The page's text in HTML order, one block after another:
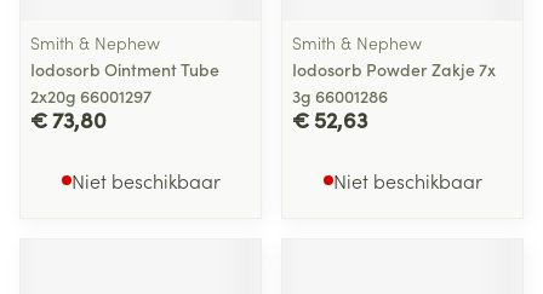
Smith & Nephew
Iodosorb Ointment Tube
2x20g 66001297
€ 73,80
Niet beschikbaar
Smith & Nephew
Iodosorb Powder Zakje 7x
3g 66001286
€ 52,63
Niet beschikbaar